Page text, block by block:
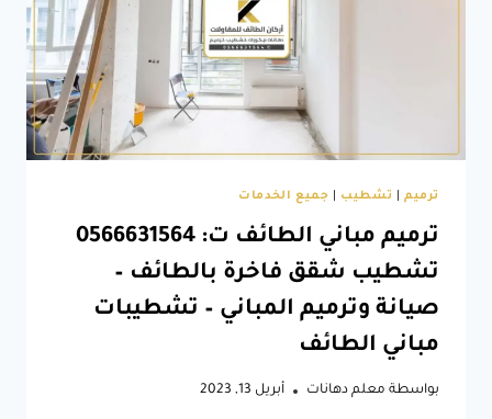
ترميم
بالطائف
ترميم| تشطيب جميع الخدمات
ترميم مباني الطائف ت: 0566631564
تشطيب شقق فاخرة بالطائف –
صيانة وترميم المباني – تشطيبات
مباني الطائف
بواسطة معلم دهانات أبريل 13, 2023